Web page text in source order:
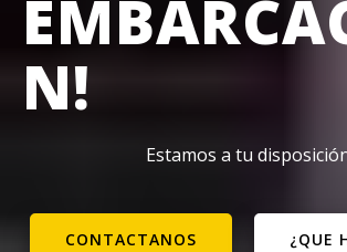
N!
Estamos a tu
CONTACTANOS ¿QUE